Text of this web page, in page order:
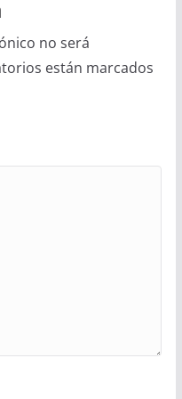
no será
están marcados